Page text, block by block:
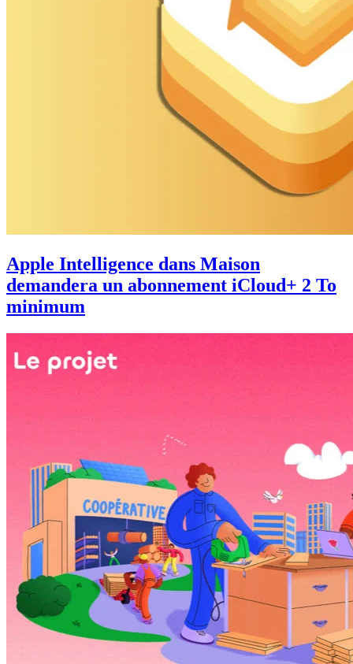
Apple Intelligence dans Maison
demandera un abonnement iCloud+ 2 To
minimum